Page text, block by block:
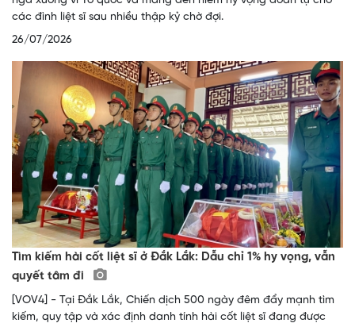
các đình liệt sĩ sau nhiều thập kỷ chờ đợi.
26/07/2026
Tìm kiếm hài cốt liệt sĩ ở Đắk Lắk: Dẫu chỉ 1% hy vọng, vẫn
quyết tâm đi
[VOV4] - Tại Đắk Lắk, Chiến dịch 500 ngày đêm đẩy mạnh tìm
kiếm, quy tập và xác định danh tính hài cốt liệt sĩ đang được